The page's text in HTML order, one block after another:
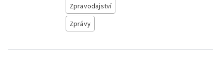
Zpravodajství
Zprávy